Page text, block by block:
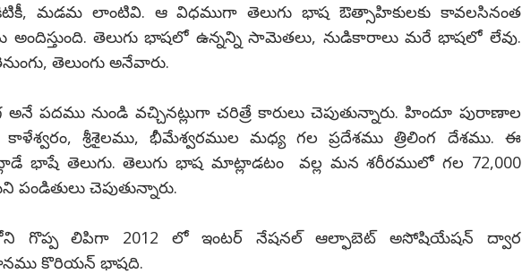
మడమ లాంటివి. ఆ విధముగా తెలుగు భాష ఔత్సాహికులకు కావలసినంత
అందిస్తుంది. తెలుగు భాషలో ఉన్నన్ని సామెతలు, నుడికారాలు మరే భాషలో లేవు.
తెలుంగు అనేవారు.
అనే పదము నుండి వచ్చినట్లుగా చరిత్రే కారులు చెపుతున్నారు. హిందూ పురాణాల
కాళేశ్వరం, శ్రీశైలము, భీమేశ్వరముల మధ్య గల ప్రదేశము త్రిలింగ దేశము. ఈ
భాషే తెలుగు. తెలుగు భాష మాట్లాడటం వల్ల మన శరీరములో గల 72,000
చెపుతున్నారు.
గొప్ప లిపిగా 2012 లో ఇంటర్ నేషనల్ ఆల్ఫాబెట్ అసోషియేషన్ ద్వార
కొరియన్ భాషది.